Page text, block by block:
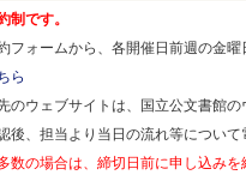
制です。
フォームから、各開催日前週の金
ら
のウェブサイトは、国立公文書館
後、担当より当日の流れ等につい
数の場合は、締切日前に申し込みを